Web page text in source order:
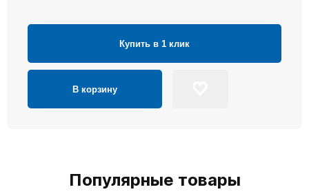
Купить в 1 клик
В корзину
Популярные товары